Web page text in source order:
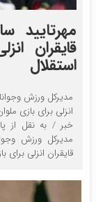
مهرتایید
قایقران
استقلال
مدیرکل ورزش
انزلی برای بازی
خبر / به نقل از
مدیرکل ورزش
قایقران انزلی